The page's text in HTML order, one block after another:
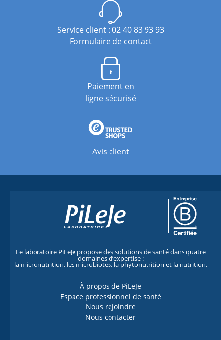
Service client : 02 40 83 93 93
Formulaire de contact
Paiement en
ligne sécurisé
Avis client
Le laboratoire PiLeJe propose des solutions de santé dans quatre
domaines d’expertise :
la micronutrition, les microbiotes, la phytonutrition et la nutrition.
À propos de PiLeJe
Espace professionnel de santé
Nous rejoindre
Nous contacter